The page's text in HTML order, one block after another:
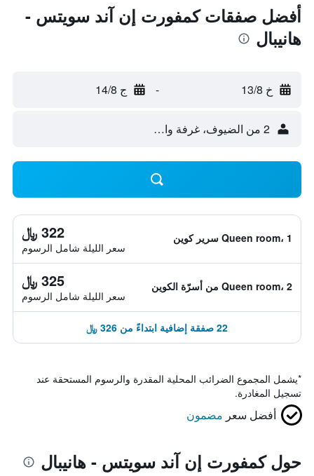
أفضل صفقات كمفورت إن آند سويتس -
هانيبال
خ 13/8 - ج 14/8
2 من الضيوف، غرفة واحدة
Queen room، 1 سرير كوين 322 ﷼
سعر الليلة شامل الرسوم
Queen room، 2 من أسرّة الكوين 325 ﷼
سعر الليلة شامل الرسوم
22 صفقة إضافية ابتداءً من 326 ﷼
*يشمل المجموع الضرائب المحلية المقدرة والرسوم المستحقة عند
تسجيل المغادرة.
أفضل سعر مضمون
حول كمفورت إن آند سويتس - هانيبال